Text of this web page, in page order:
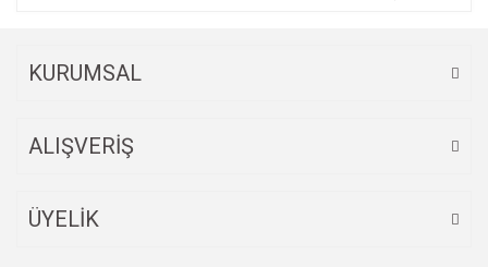
KURUMSAL
ALIŞVERİŞ
ÜYELİK